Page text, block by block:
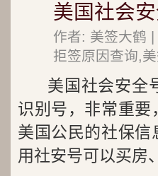
美国社会
作者: 美签大鹤 |
拒签原因查询,
美国社会安全
识别号，非常重
美国公民的社保
用社安号可以买房